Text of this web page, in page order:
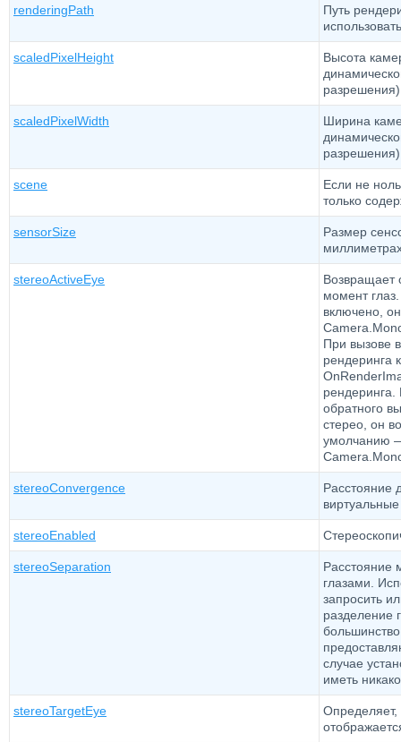
renderingPath
Путь
scaledPixelHeight
Высота
scaledPixelWidth
Ширина
разрешения)
scene
Если не
только
sensorSize
Размер
stereoActiveEye
Возвращает
момент
включено,
При вызове
рендеринга
рендеринга.
обратного
стерео, он
умолчанию
stereoConvergence
Расстояние
виртуальные
stereoEnabled
stereoSeparation
Расстояние
глазами.
запросить
разделение
случае
иметь
stereoTargetEye
Определяет,